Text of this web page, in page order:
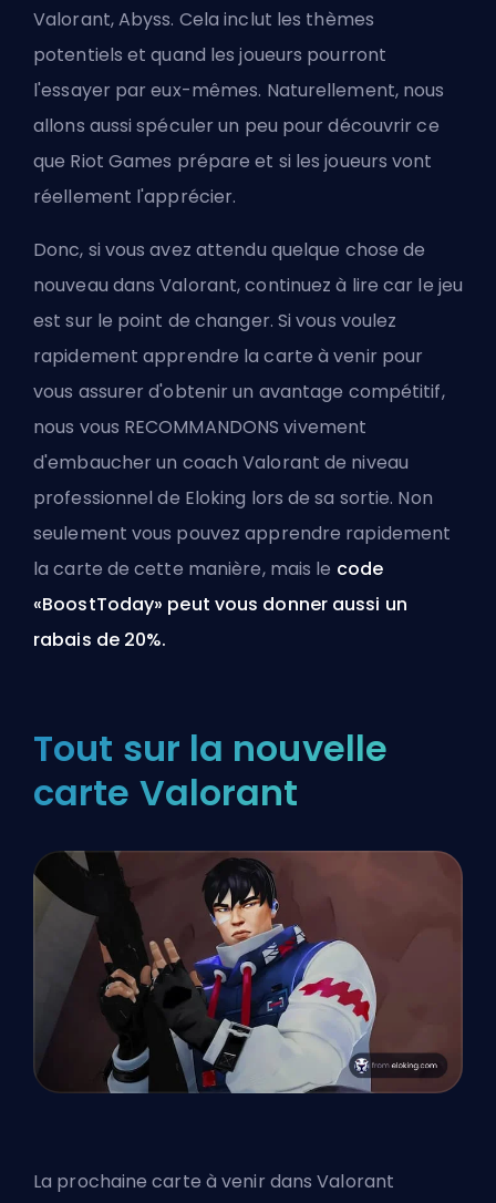
Valorant, Abyss. Cela inclut les thèmes
potentiels et quand les joueurs pourront
l'essayer par eux-mêmes. Naturellement, nous
allons aussi spéculer un peu pour découvrir ce
que Riot Games prépare et si les joueurs vont
réellement l'apprécier.
Donc, si vous avez attendu quelque chose de
nouveau dans Valorant, continuez à lire car le jeu
est sur le point de changer. Si vous voulez
rapidement apprendre la carte à venir pour
vous assurer d'obtenir un avantage compétitif,
nous vous RECOMMANDONS vivement
d'embaucher un coach Valorant de niveau
professionnel de Eloking lors de sa sortie. Non
seulement vous pouvez apprendre rapidement
la carte de cette manière, mais le code
«BoostToday» peut vous donner aussi un
rabais de 20%.
Tout sur la nouvelle
carte Valorant
La prochaine carte à venir dans Valorant